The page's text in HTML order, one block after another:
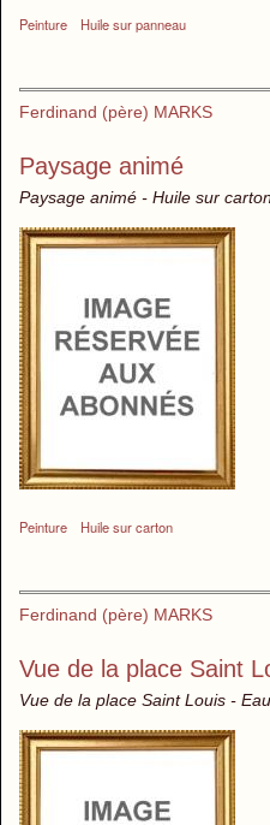
Peinture Huile sur panneau
Ferdinand (père) MARKS
Paysage animé
Paysage animé - Huile sur
Peinture Huile sur carton
Ferdinand (père) MARKS
Vue de la place Saint
Vue de la place Saint Louis -